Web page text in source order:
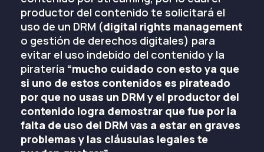
productor del contenido te solicitará el
uso de un DRM (digital rights management
o gestión de derechos digitales) para
evitar el uso indebido del contenido y la
piratería “mucho cuidado con esto ya que
si uno de estos contenidos es pirateado
por que no usas un DRM y el productor del
contenido logra demostrar que fue por la
falta de uso del DRM vas a estar en graves
problemas y las cláusulas legales te